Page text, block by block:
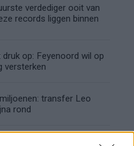
verdediger ooit van
records liggen binnen
op: Feyenoord wil op
versterken
transfer Leo
rond